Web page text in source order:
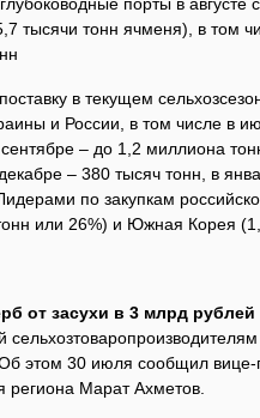
тысячи тонн ячменя), в том
в текущем
и России, в том числе в
– до 1,2 миллиона
– 380 тысяч тонн, в
по закупкам
или 26%) и Южная Корея
от засухи в 3 млрд рублей
этом 30 июля сообщил вице-
региона Марат Ахметов.